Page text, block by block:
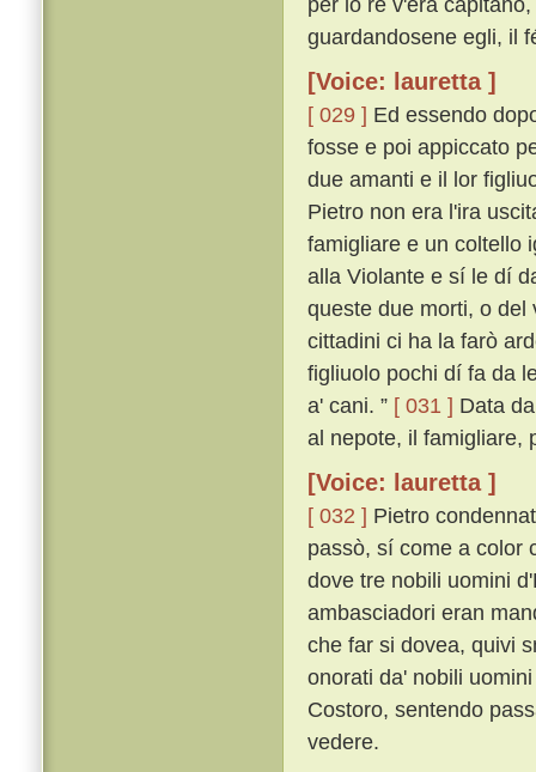
guardandosene egli, il
[Voice: lauretta ]
[ 029 ] Ed essendo
fosse e poi appiccato
due amanti e il lor
Pietro non era l'ira
famigliare e un coltello
alla Violante e sí le dí
queste due morti, o del
cittadini ci ha la farò
figliuolo pochi dí fa da
a' cani. ” [ 031 ] Data
al nepote, il famigliare,
[Voice: lauretta ]
[ 032 ] Pietro
passò, sí come a color
dove tre nobili uomini
ambasciadori eran
che far si dovea, quivi
onorati da' nobili
Costoro, sentendo
vedere.